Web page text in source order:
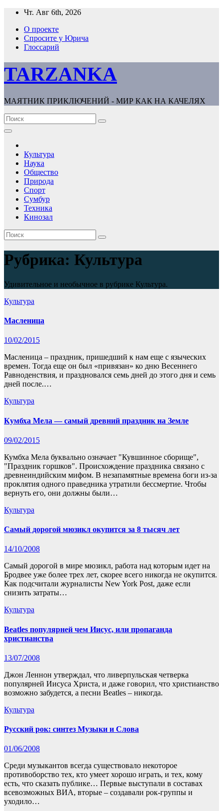
Перейти
содержимому
Чт. Авг 6th, 2026
О проекте
Спросите у Юрича
Глоссарий
TARZANKA
МАЯТНИК ПРИКЛЮЧЕНИЙ - МИР КАК НА КАЧЕЛЯХ
Культура
Наука
Общество
Природа
Спорт
Сумбур
Техника
Кинозал
Рубрика: Культура
Удивительное и необычное в рубрике Культура.
Культура
Масленица
10/02/2015
Масленица – праздник, пришедший к нам еще с языческих
времен. Тогда еще он был «привязан» ко дню Весеннего
Равноденствия, и праздновался семь дней до этого дня и семь
дней после.…
Культура
Кумбха Мела — самый древний праздник на Земле
09/02/2015
Кумбха Мела буквально означает "Кувшинное сборище",
"Праздник горшков". Происхождение праздника связано с
древнеиндийским мифом. В незапамятные времена боги из-за
проклятия одного праведника утратили бессмертие. Чтобы
вернуть его, они должны были…
Культура
Самый дорогой мюзикл окупится за 8 тысяч лет
14/10/2008
Самый дорогой в мире мюзикл, работа над которым идет на
Бродвее уже более трех лет, скорее всего никогда не окупится.
Как подсчитали журналисты New York Post, даже если
снизить затраты…
Культура
Beatles популярней чем Иисус, или пропаганда
христианства
13/07/2008
Джон Леннон утверждал, что ливерпульская четверка
популярней Иисуса Христа, и даже говорил, что христианство
возможно забудется, а песни Beatles – никогда.
Культура
Русский рок: синтез Музыки и Слова
01/06/2008
Среди музыкантов всегда существовало некоторое
противоборство тех, кто умеет хорошо играть, и тех, кому
есть, что сказать публике… Первые выступали в составах
всевозможных ВИА, вторые – создавали рок-группы и
уходило…